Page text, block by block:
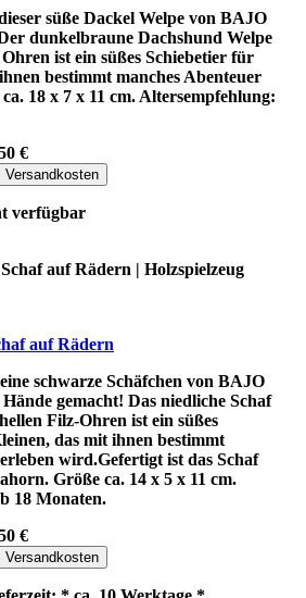
süße Dackel Welpe von BAJO
dunkelbraune Dachshund Welpe
ist ein süßes Schiebetier für
bestimmt manches Abenteuer
18 x 7 x 11 cm. Altersempfehlung:
€
verfügbar
auf Rädern
schwarze Schäfchen von BAJO
gemacht! Das niedliche Schaf
Filz-Ohren ist ein süßes
das mit ihnen bestimmt
wird.Gefertigt ist das Schaf
Größe ca. 14 x 5 x 11 cm.
18 Monaten.
€